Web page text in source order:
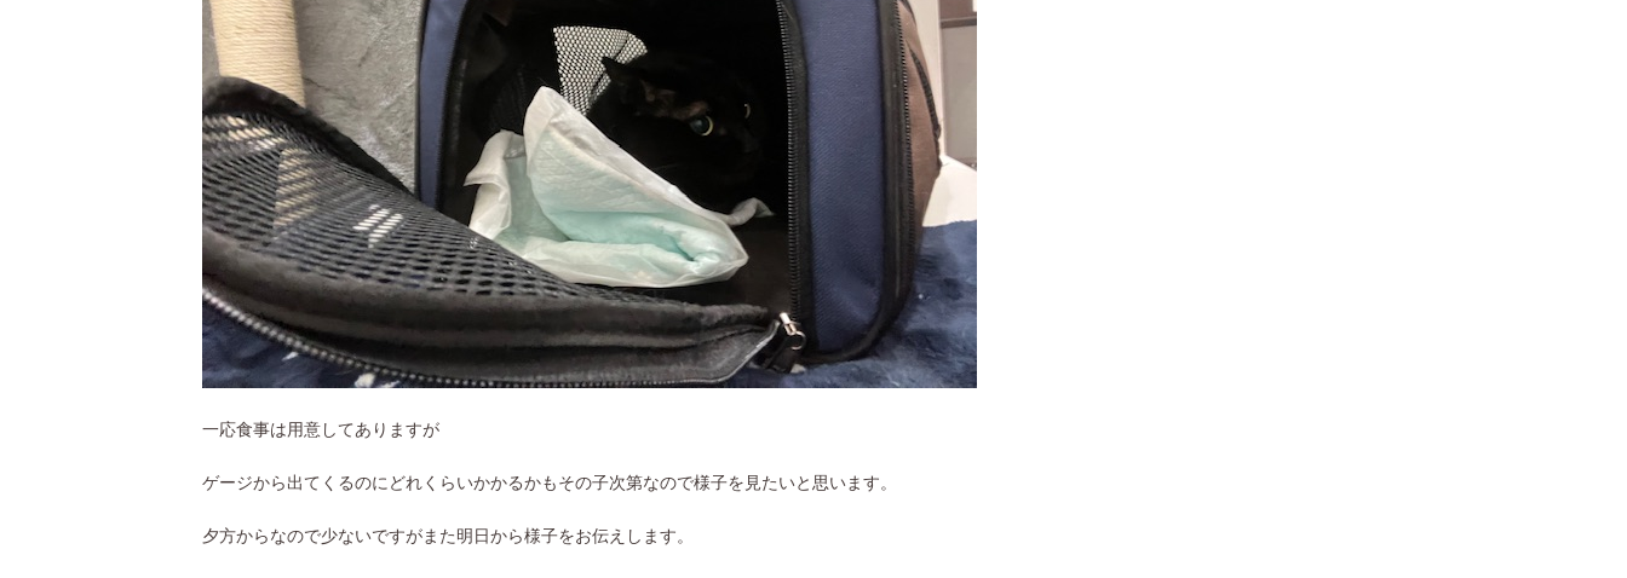
一応食事は用意してありますが
ゲージから出てくるのにどれくらいかかるかもその子次第なので様子を見たいと思います。
夕方からなので少ないですがまた明日から様子をお伝えします。